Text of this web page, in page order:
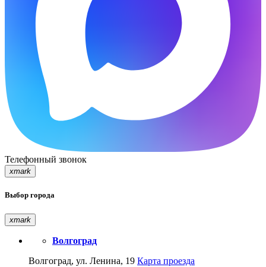
Телефонный звонок
xmark
Выбор города
xmark
Волгоград
Волгоград, ул. Ленина, 19 Карта проезда